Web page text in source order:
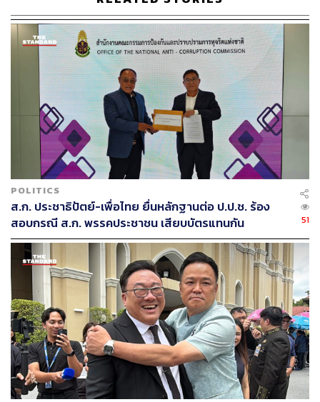
บัตรเสีย ทั้งนี้พบความผิดปกติของผู้มาใช้สิทธิเลือกตั้งจำนวน
5 หน่วย เพราะทุกคนที่อยู่ในหน่วยนั้นมาใช้สิทธิทั้งหมด ดัง
นั้นจากปัญหาเหล่านี้จึงอยากให้ กกต. พิจารณาจัดการเลือก
ตั้งในเขต 6 ใหม่ทั้งหมด
POLITICS
ส.ก. ประชาธิปัตย์-เพื่อไทย ยื่นหลักฐานต่อ ป.ป.ช. ร้อง
สอบกรณี ส.ก. พรรคประชาชน เสียบบัตรแทนกัน
51